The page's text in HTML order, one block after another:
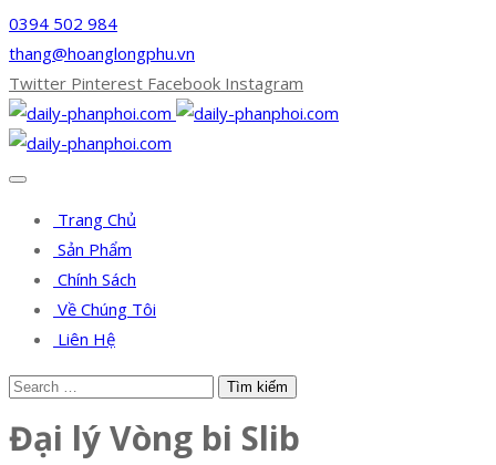
0394 502 984
thang@hoanglongphu.vn
Twitter Pinterest Facebook Instagram
Trang Chủ
Sản Phẩm
Chính Sách
Về Chúng Tôi
Liên Hệ
Đại lý Vòng bi Slib